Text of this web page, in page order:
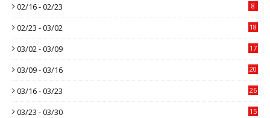
02/16 - 02/23 8
02/23 - 03/02 18
03/02 - 03/09 17
03/09 - 03/16 20
03/16 - 03/23 26
03/23 - 03/30 15